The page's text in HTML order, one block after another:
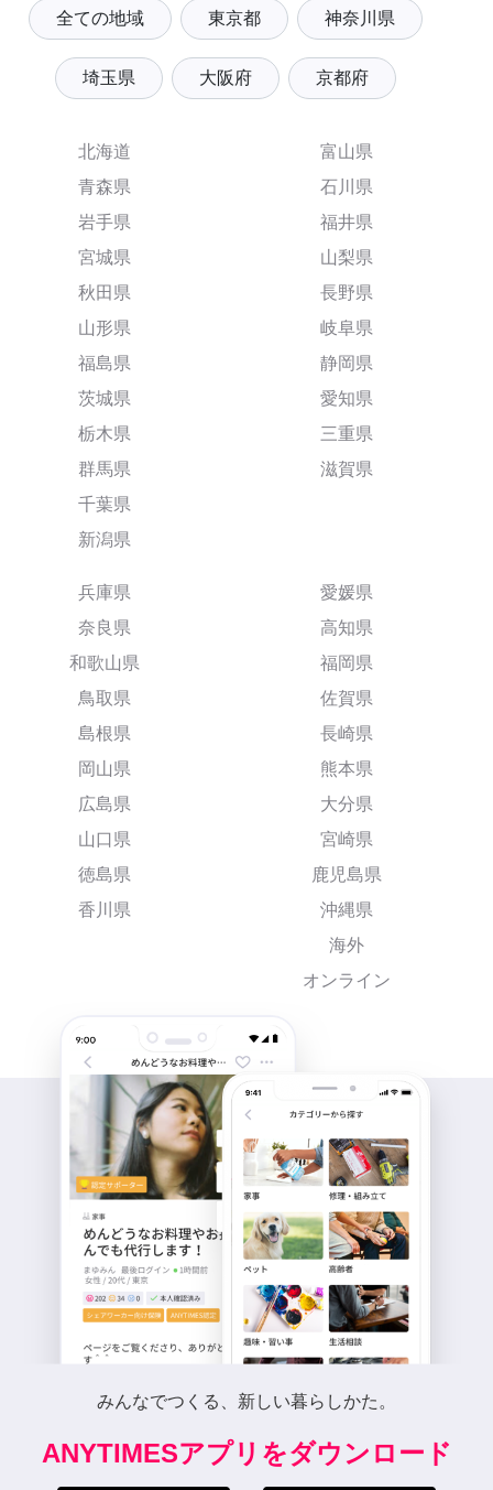
全ての地域 東京都 神奈川県
埼玉県 大阪府 京都府
北海道
青森県
岩手県
宮城県
秋田県
山形県
福島県
茨城県
栃木県
群馬県
千葉県
新潟県
富山県
石川県
福井県
山梨県
長野県
岐阜県
静岡県
愛知県
三重県
滋賀県
兵庫県
奈良県
和歌山県
鳥取県
島根県
岡山県
広島県
山口県
徳島県
香川県
愛媛県
高知県
福岡県
佐賀県
長崎県
熊本県
大分県
宮崎県
鹿児島県
沖縄県
海外
オンライン
みんなでつくる、新しい暮らしかた。
ANYTIMESアプリをダウンロード